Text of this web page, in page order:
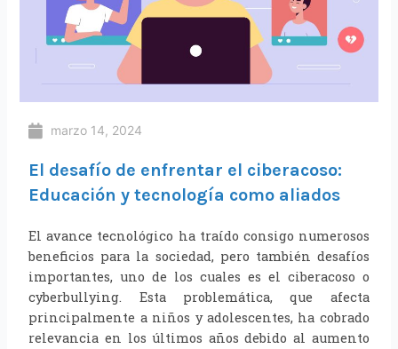
marzo 14, 2024
El desafío de enfrentar el ciberacoso:
Educación y tecnología como aliados
El avance tecnológico ha traído consigo numerosos
beneficios para la sociedad, pero también desafíos
importantes, uno de los cuales es el ciberacoso o
cyberbullying. Esta problemática, que afecta
principalmente a niños y adolescentes, ha cobrado
relevancia en los últimos años debido al aumento